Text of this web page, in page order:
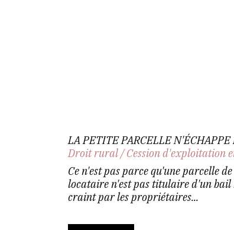
LA PETITE PARCELLE N'ÉCHAPPE
Droit rural/Cession d'exploitation
Ce n'est pas parce qu'une parcelle
locataire n'est pas titulaire d'un
craint par les propriétaires...